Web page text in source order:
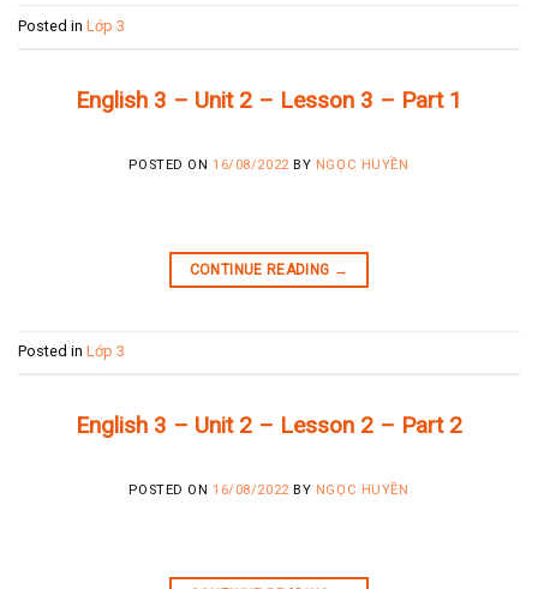
Posted in Lớp 3
English 3 – Unit 2 – Lesson 3 – Part 1
POSTED ON 16/08/2022 BY NGỌC HUYỀN
CONTINUE READING →
Posted in Lớp 3
English 3 – Unit 2 – Lesson 2 – Part 2
POSTED ON 16/08/2022 BY NGỌC HUYỀN